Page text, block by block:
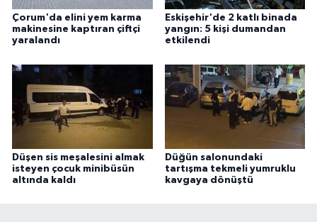
Çorum'da elini yem karma
makinesine kaptıran çiftçi
yaralandı
Eskişehir'de 2 katlı binada
yangın: 5 kişi dumandan
etkilendi
Düşen sis meşalesini almak
isteyen çocuk minibüsün
altında kaldı
Düğün salonundaki
tartışma tekmeli yumruklu
kavgaya dönüştü